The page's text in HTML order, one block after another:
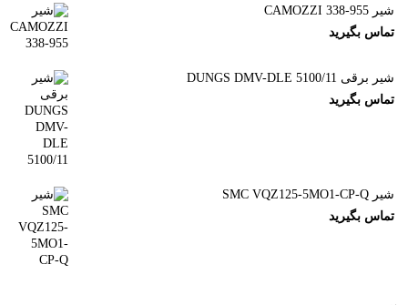
شیر CAMOZZI 338-955
تماس بگیرید
شیر برقی DUNGS DMV-DLE 5100/11
تماس بگیرید
شیر SMC VQZ125-5MO1-CP-Q
تماس بگیرید